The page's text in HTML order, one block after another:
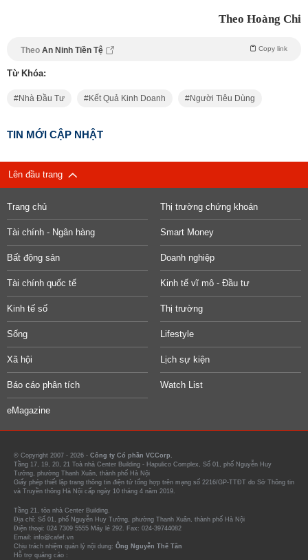
Theo Hoàng Chi
Theo An Ninh Tiền Tệ Copy link
Từ Khóa:
Nhà Đầu Tư Kết Quả Kinh Doanh Người Tiêu Dùng
TIN MỚI CẬP NHẬT
Lên đầu trang
Trang chủ Thị trường chứng khoán
Tài chính - Ngân hàng Smart Money
Bất động sản Doanh nghiệp
Tài chính quốc tế Kinh tế vĩ mô - Đầu tư
Kinh tế số Thị trường
Sống Lifestyle
Xã hội Lịch sự kiện
Báo cáo phân tích Watch List
eMagazine
© Copyright 2007 - 2026 - Công ty Cổ phần VCCorp.
Tầng 17, 19, 20, 21 Toà nhà Center Building - Hapulico Complex, Số 01, phố Nguyễn Huy
Tưởng, phường Thanh Xuân, thành phố Hà Nội
Giấy phép thiết lập trang thông tin điện tử tổng hợp trên mạng số 2216/GP-TTĐT do Sở Thông tin
và Truyền thông Hà Nội cấp ngày 10 tháng 4 năm 2019.
Tầng 21, tòa nhà Center Building.
Địa chỉ: Số 01, phố Nguyễn Huy Tưởng, phường Thanh Xuân, thành phố Hà Nội
Điện thoại: 024 7309 5555 Máy lẻ 292. Fax: 024-39744082
Email: info@cafef.vn
Chịu trách nhiệm quản lý nội dung: Ông Nguyễn Thế Tân
Hỗ trợ quảng cáo :